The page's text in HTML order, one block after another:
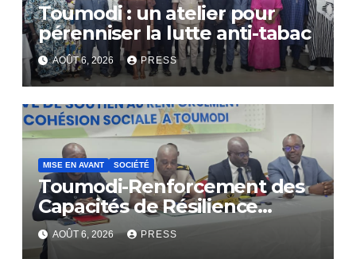
Toumodi : un atelier pour
pérenniser la lutte anti-tabac
AOÛT 6, 2026 PRESS
MISE EN AVANT SOCIÉTÉ
Toumodi-Renforcement des
Capacités de Résilience
Communautaire
AOÛT 6, 2026 PRESS